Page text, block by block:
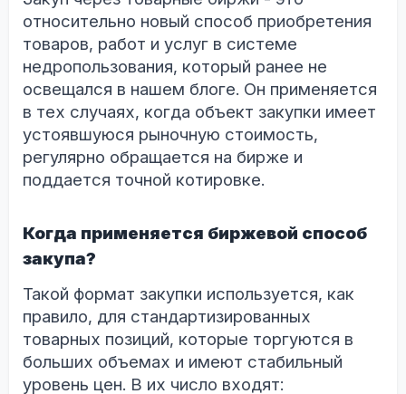
относительно новый способ приобретения
товаров, работ и услуг в системе
недропользования, который ранее не
освещался в нашем блоге. Он применяется
в тех случаях, когда объект закупки имеет
устоявшуюся рыночную стоимость,
регулярно обращается на бирже и
поддается точной котировке.
Когда применяется биржевой способ
закупа?
Такой формат закупки используется, как
правило, для стандартизированных
товарных позиций, которые торгуются в
больших объемах и имеют стабильный
уровень цен. В их число входят: